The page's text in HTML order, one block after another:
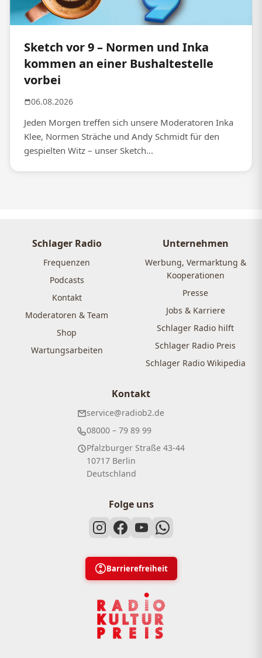
Sketch vor 9 – Normen und Inka
kommen an einer Bushaltestelle
vorbei
06.08.2026
Jeden Morgen treffen sich unsere Moderatoren Inka
Klee, Normen Sträche und Andy Schmidt für den
gespielten Witz – unser Sketch...
Schlager Radio
Frequenzen
Podcasts
Kontakt
Moderatoren & Team
Shop
Wartungsarbeiten
Unternehmen
Werbung, Vermarktung &
Kooperationen
Presse
Jobs & Karriere
Schlager Radio hilft
Schlager Radio Preis
Schlager Radio Wikipedia
Kontakt
service@radiob2.de
08000 – 79 89 99
Pfalzburger Straße 43-44
10717 Berlin
Deutschland
Folge uns
Barrierefreiheit